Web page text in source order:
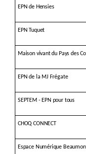
EPN de Hensies
EPN Tuquet
Maison vivant du Pays des
EPN de la MJ Frégate
SEPTEM - EPN pour tous
CHOQ CONNECT
Espace Numérique